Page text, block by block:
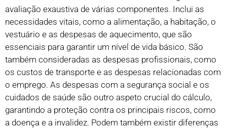
avaliação exaustiva de várias componentes. Inclui as
necessidades vitais, como a alimentação, a habitação, o
vestuário e as despesas de aquecimento, que são
essenciais para garantir um nível de vida básico. São
também consideradas as despesas profissionais, como
os custos de transporte e as despesas relacionadas com
o emprego. As despesas com a segurança social e os
cuidados de saúde são outro aspeto crucial do cálculo,
garantindo a proteção contra os principais riscos, como
a doença e a invalidez. Podem também existir diferenças